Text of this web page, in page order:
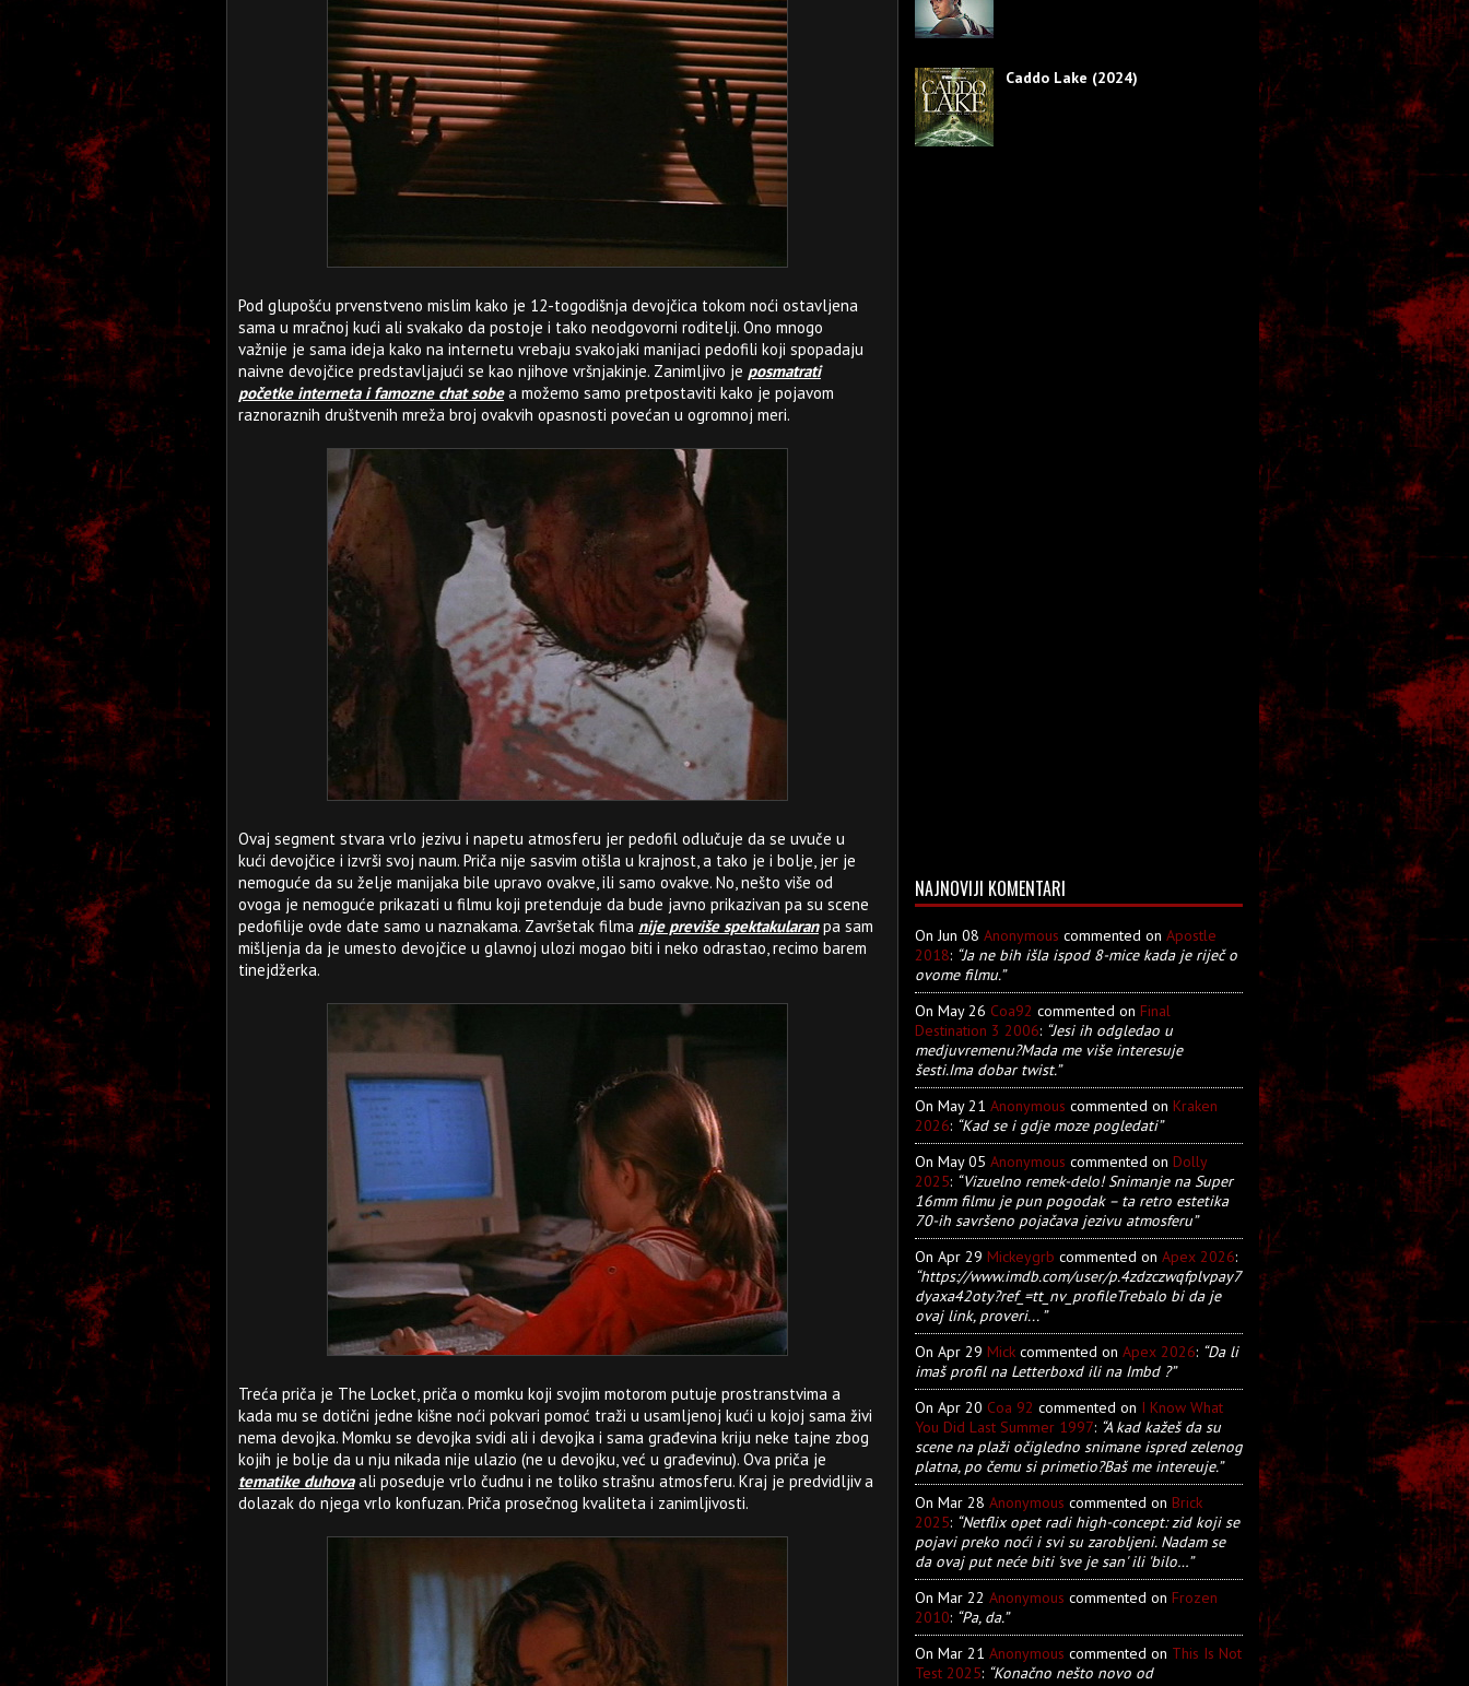
Pod glupošću prvenstveno mislim kako je 12-togodišnja devojčica tokom noći ostavljena
sama u mračnoj kući ali svakako da postoje i tako neodgovorni roditelji. Ono mnogo
važnije je sama ideja kako na internetu vrebaju svakojaki manijaci pedofili koji spopadaju
naivne devojčice predstavljajući se kao njihove vršnjakinje. Zanimljivo je posmatrati
početke interneta i famozne chat sobea možemo samo pretpostaviti kako je pojavom
raznoraznih društvenih mreža broj ovakvih opasnosti povećan u ogromnoj meri.
Ovaj segment stvara vrlo jezivu i napetu atmosferu jer pedofil odlučuje da se uvuče u
kući devojčice i izvrši svoj naum. Priča nije sasvim otišla u krajnost, a tako je i bolje, jer je
nemoguće da su želje manijaka bile upravo ovakve, ili samo ovakve. No, nešto više od
ovoga je nemoguće prikazati u filmu koji pretenduje da bude javno prikazivan pa su scene
pedofilije ovde date samo u naznakama. Završetak filma nije previše spektakularanpa sam
mišljenja da je umesto devojčice u glavnoj ulozi mogao biti i neko odrastao, recimo barem
tinejdžerka.
Treća priča je The Locket, priča o momku koji svojim motorom putuje prostranstvima a
kada mu se dotični jedne kišne noći pokvari pomoć traži u usamljenoj kući u kojoj sama živi
nema devojka. Momku se devojka svidi ali i devojka i sama građevina kriju neke tajne zbog
kojih je bolje da u nju nikada nije ulazio (ne u devojku, već u građevinu). Ova priča je
tematike duhovaali poseduje vrlo čudnu i ne toliko strašnu atmosferu. Kraj je predvidljiv a
dolazak do njega vrlo konfuzan. Priča prosečnog kvaliteta i zanimljivosti.
Caddo Lake (2024)
NAJNOVIJI KOMENTARI
On Jun 08 Anonymous commented on Apostle
2018: “Ja ne bih išla ispod 8-mice kada je riječ o
ovome filmu.”
On May 26 Coa92 commented on Final
Destination 3 2006: “Jesi ih odgledao u
medjuvremenu?Mada me više interesuje
šesti.Ima dobar twist.”
On May 21 Anonymous commented on Kraken
2026: “Kad se i gdje moze pogledati”
On May 05 Anonymous commented on Dolly
2025: “Vizuelno remek-delo! Snimanje na Super
16mm filmu je pun pogodak – ta retro estetika
70-ih savršeno pojačava jezivu atmosferu”
On Apr 29 Mickeygrb commented on Apex 2026:
“https://www.imdb.com/user/p.4zdzczwqfplvpay7
dyaxa42oty?ref_=tt_nv_profileTrebalo bi da je
ovaj link, proveri... ”
On Apr 29 Mick commented on Apex 2026: “Da li
imaš profil na Letterboxd ili na Imbd ?”
On Apr 20 Coa 92 commented on I Know What
You Did Last Summer 1997: “A kad kažeš da su
scene na plaži očigledno snimane ispred zelenog
platna, po čemu si primetio?Baš me intereuje.”
On Mar 28 Anonymous commented on Brick
2025: “Netflix opet radi high-concept: zid koji se
pojavi preko noći i svi su zarobljeni. Nadam se
da ovaj put neće biti 'sve je san' ili 'bilo…”
On Mar 22 Anonymous commented on Frozen
2010: “Pa, da.”
On Mar 21 Anonymous commented on This Is Not
Test 2025: “Konačno nešto novo od